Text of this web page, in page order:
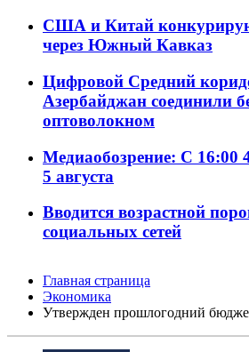
США и Китай
через Южный Кавказ
Цифровой Средний
Азербайджан соединили
оптоволокном
Медиаобозрение: С 16:00
5 августа
Вводится возрастной
социальных сетей
Главная страница
Экономика
Утвержден прошлогодний